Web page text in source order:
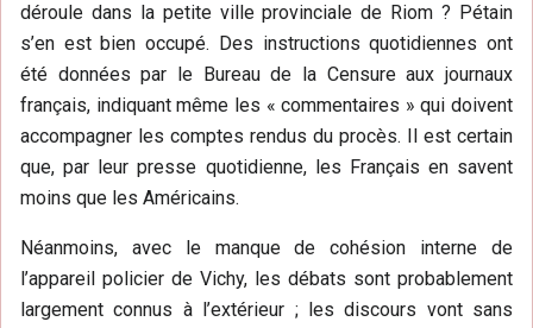
déroule dans la petite ville provinciale de Riom ? Pétain
s’en est bien occupé. Des instructions quotidiennes ont
été données par le Bureau de la Censure aux journaux
français, indiquant même les « commentaires » qui doivent
accompagner les comptes rendus du procès. Il est certain
que, par leur presse quotidienne, les Français en savent
moins que les Américains.
Néanmoins, avec le manque de cohésion interne de
l’appareil policier de Vichy, les débats sont probablement
largement connus à l’extérieur ; les discours vont sans